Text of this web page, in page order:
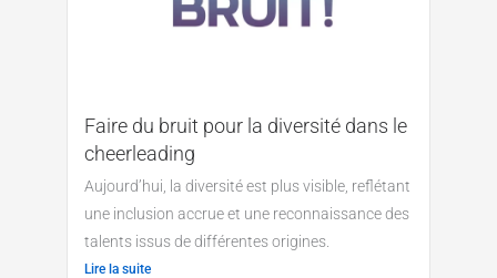
Faire du bruit pour la diversité dans le
cheerleading
Aujourd’hui, la diversité est plus visible, reflétant
une inclusion accrue et une reconnaissance des
talents issus de différentes origines.
Lire la suite